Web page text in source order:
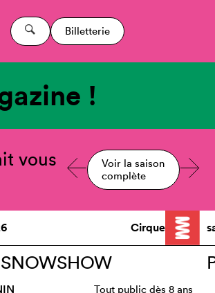
Billetterie
!
vous
Voir la saison
complète
Cirque
SNOWSHOW
Tout public dès 8 ans